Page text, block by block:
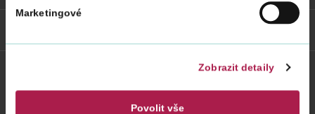
Marketingové
Zobrazit detaily
Povolit vše
Twitter Youtube Facebook Instagram